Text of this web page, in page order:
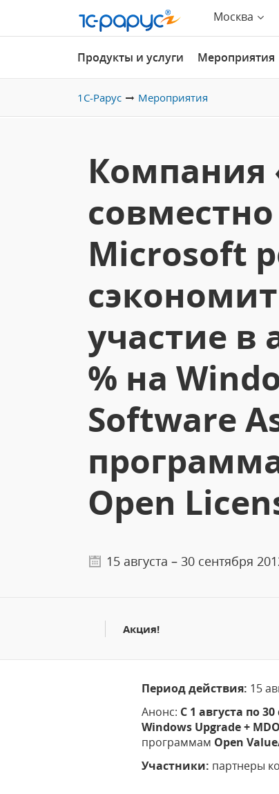
Москва
Продукты и услуги Мероприятия
1С-Рарус Мероприятия
Компания
Microsoft
участие в
% на
Software
Open
15 августа – 30 сентября
Акция!
Период действия: 15
Анонс: C 1 августа по
Windows Upgrade +
программам Open
Участники: партнеры